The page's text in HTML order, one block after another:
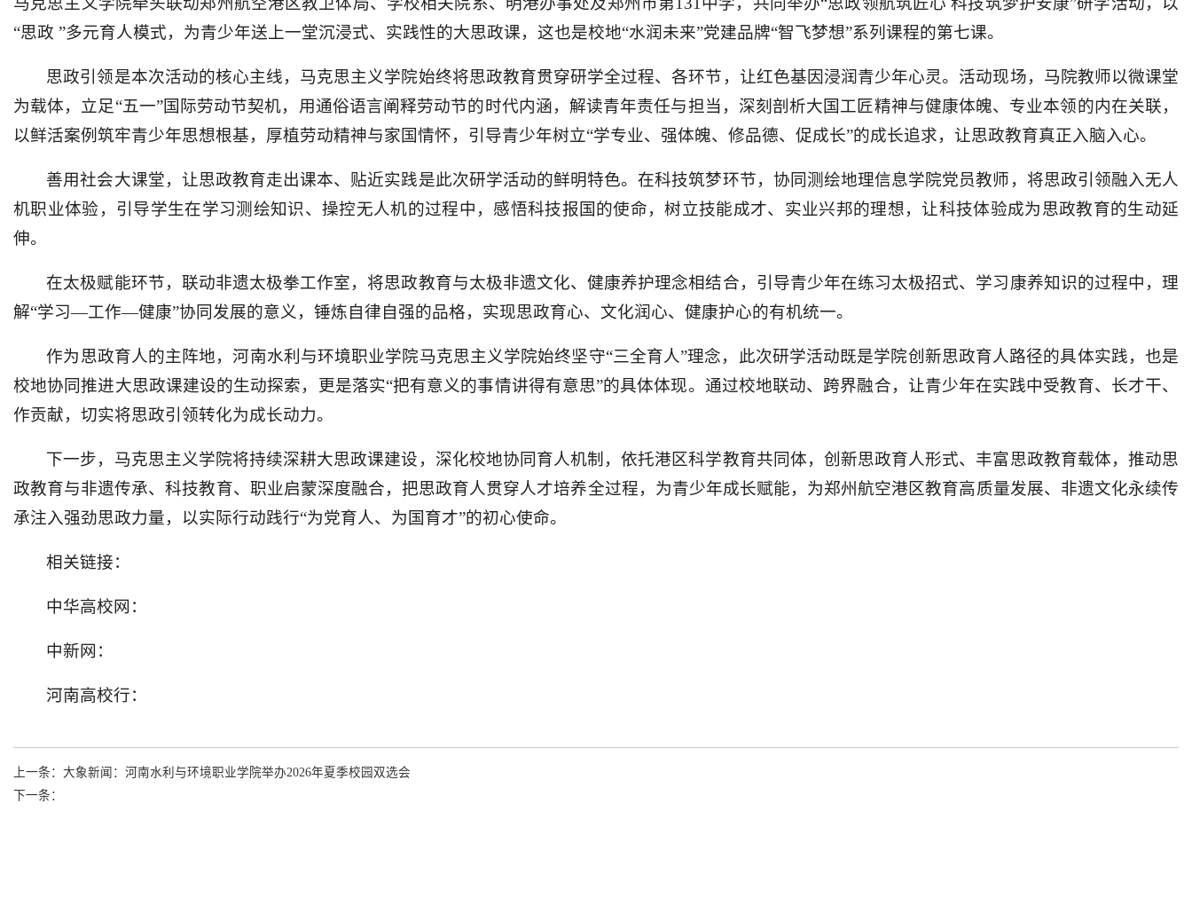
“思政 ”多元育人模式，为青少年送上一堂沉浸式、实践性的大思政课，这也是校地“水润未来”党建品牌“智飞梦想”系列课程的第七课。
思政引领是本次活动的核心主线，马克思主义学院始终将思政教育贯穿研学全过程、各环节，让红色基因浸润青少年心灵。活动现场，马院教师以微课堂
为载体，立足“五一”国际劳动节契机，用通俗语言阐释劳动节的时代内涵，解读青年责任与担当，深刻剖析大国工匠精神与健康体魄、专业本领的内在关联，
以鲜活案例筑牢青少年思想根基，厚植劳动精神与家国情怀，引导青少年树立“学专业、强体魄、修品德、促成长”的成长追求，让思政教育真正入脑入心。
善用社会大课堂，让思政教育走出课本、贴近实践是此次研学活动的鲜明特色。在科技筑梦环节，协同测绘地理信息学院党员教师，将思政引领融入无人
机职业体验，引导学生在学习测绘知识、操控无人机的过程中，感悟科技报国的使命，树立技能成才、实业兴邦的理想，让科技体验成为思政教育的生动延
伸。
在太极赋能环节，联动非遗太极拳工作室，将思政教育与太极非遗文化、健康养护理念相结合，引导青少年在练习太极招式、学习康养知识的过程中，理
解“学习—工作—健康”协同发展的意义，锤炼自律自强的品格，实现思政育心、文化润心、健康护心的有机统一。
作为思政育人的主阵地，河南水利与环境职业学院马克思主义学院始终坚守“三全育人”理念，此次研学活动既是学院创新思政育人路径的具体实践，也是
校地协同推进大思政课建设的生动探索，更是落实“把有意义的事情讲得有意思”的具体体现。通过校地联动、跨界融合，让青少年在实践中受教育、长才干、
作贡献，切实将思政引领转化为成长动力。
下一步，马克思主义学院将持续深耕大思政课建设，深化校地协同育人机制，依托港区科学教育共同体，创新思政育人形式、丰富思政教育载体，推动思
政教育与非遗传承、科技教育、职业启蒙深度融合，把思政育人贯穿人才培养全过程，为青少年成长赋能，为郑州航空港区教育高质量发展、非遗文化永续传
承注入强劲思政力量，以实际行动践行“为党育人、为国育才”的初心使命。
相关链接：
中华高校网：
中新网：
河南高校行：
上一条： 大象新闻：河南水利与环境职业学院举办2026年夏季校园双选会
下一条：